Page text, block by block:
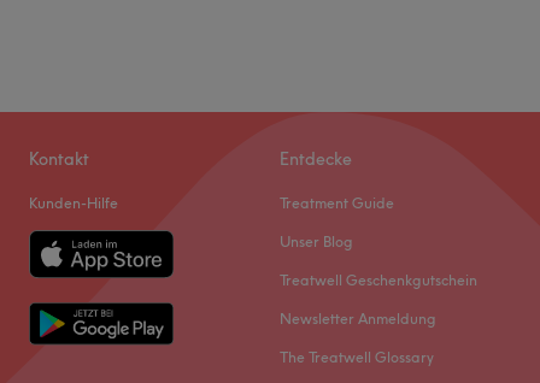
Kontakt
Kunden-Hilfe
Entdecke
Treatment Guide
Unser Blog
Treatwell Geschenkgutschein
Newsletter Anmeldung
The Treatwell Glossary